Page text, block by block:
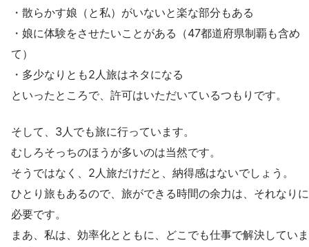
・散らかす娘（と私）がいないと楽な部分もある
・娘に体験をさせたいことがある（47都道府県制覇も含め
て）
・多少なりとも2人旅はネタになる
といったところで、許可はいただいているつもりです。
そして、3人でも旅に行っています。
むしろそっちのほうが多いのは当然です。
そうではなく、2人旅だけだと、納得感はないでしょう。
ひとり旅もあるので、旅ができる時間の余力は、それなりに
必要です。
まあ、私は、効率化とともに、どこでも仕事で解決していま